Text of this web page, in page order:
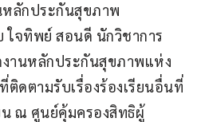
ลักประกันสุขภาพ
ใจทิพย์ สอนดี นักวิชาการ
านหลักประกันสุขภาพแห่ง
ติดตามรับเรื่องร้องเรียนอื่นที่
น ณ ศูนย์คุ้มครองสิทธิผู้